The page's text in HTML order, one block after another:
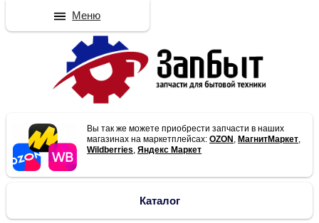
Вы так же можете приобрести запчасти в наших
магазинах на маркетплейсах:OZON , МагнитМаркет,
Wildberries,Яндекс Маркет
Каталог
Меню